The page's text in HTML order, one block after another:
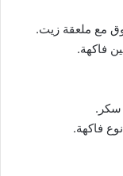
مع ملعقة زيت.